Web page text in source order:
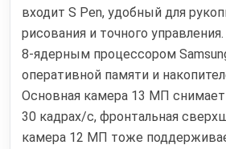
входит S Pen, удобный для
рисования и точного
8-ядерным процессором
оперативной памяти и
Основная камера 13 МП
30 кадрах/с, фронтальная
камера 12 МП тоже